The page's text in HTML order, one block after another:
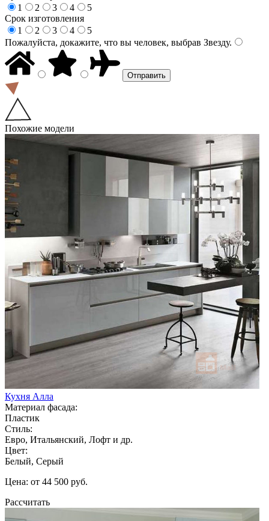
1
2 3 4
5
Срок изготовления
1
2 3 4
5
Пожалуйста, докажите, что вы человек, выбрав Звезду.
Похожие модели
Кухня Алла
Материал фасада:
Пластик
Стиль:
Евро, Итальянский, Лофт и др.
Цвет:
Белый, Серый
Цена: от 44 500 руб.
Рассчитать